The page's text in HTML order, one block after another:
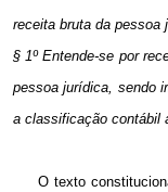
receita bruta da pessoa
§ 1º Entende-se por
pessoa jurídica, sendo
a classificação contábil
O texto